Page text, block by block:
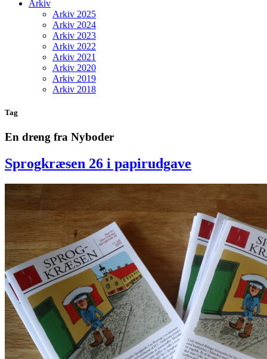
Arkiv
Arkiv 2025
Arkiv 2024
Arkiv 2023
Arkiv 2022
Arkiv 2021
Arkiv 2020
Arkiv 2019
Arkiv 2018
Tag
En dreng fra Nyboder
Sprogkræsen 26 i papirudgave